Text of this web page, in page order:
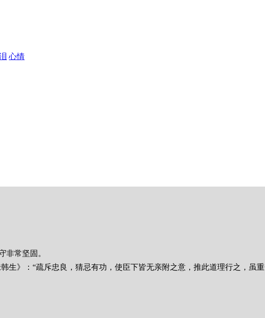
心情
非常坚固。
生》：“疏斥忠良，猜忌有功，使臣下皆无亲附之意，推此道理行之，虽